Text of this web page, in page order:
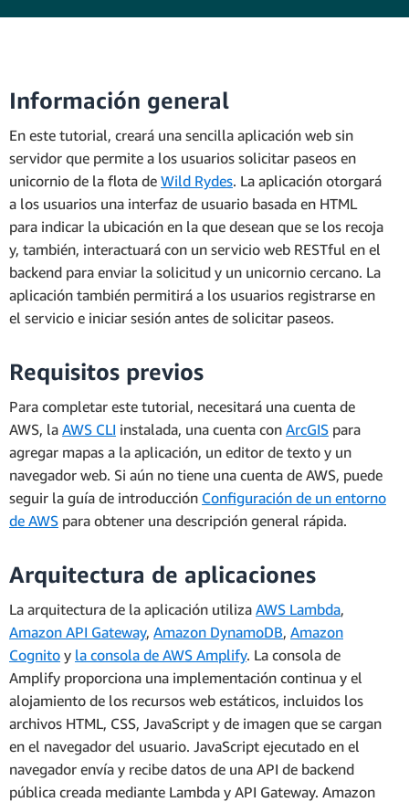
Información general
En este tutorial, creará una sencilla aplicación web sin
servidor que permite a los usuarios solicitar paseos en
unicornio de la flota de Wild Rydes. La aplicación otorgará
a los usuarios una interfaz de usuario basada en HTML
para indicar la ubicación en la que desean que se los recoja
y, también, interactuará con un servicio web RESTful en el
backend para enviar la solicitud y un unicornio cercano. La
aplicación también permitirá a los usuarios registrarse en
el servicio e iniciar sesión antes de solicitar paseos.
Requisitos previos
Para completar este tutorial, necesitará una cuenta de
AWS, la AWS CLI instalada, una cuenta con ArcGIS para
agregar mapas a la aplicación, un editor de texto y un
navegador web. Si aún no tiene una cuenta de AWS, puede
seguir la guía de introducción Configuración de un entorno
de AWS para obtener una descripción general rápida.
Arquitectura de aplicaciones
La arquitectura de la aplicación utiliza AWS Lambda,
Amazon API Gateway, Amazon DynamoDB, Amazon
Cognito y la consola de AWS Amplify. La consola de
Amplify proporciona una implementación continua y el
alojamiento de los recursos web estáticos, incluidos los
archivos HTML, CSS, JavaScript y de imagen que se cargan
en el navegador del usuario. JavaScript ejecutado en el
navegador envía y recibe datos de una API de backend
pública creada mediante Lambda y API Gateway. Amazon